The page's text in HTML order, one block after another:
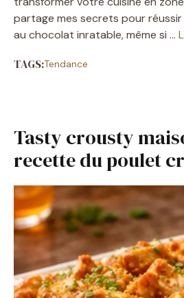
partage mes secrets pour
au chocolat inratable, même si …
TAGS:Tendance
Tasty crousty
recette du poulet